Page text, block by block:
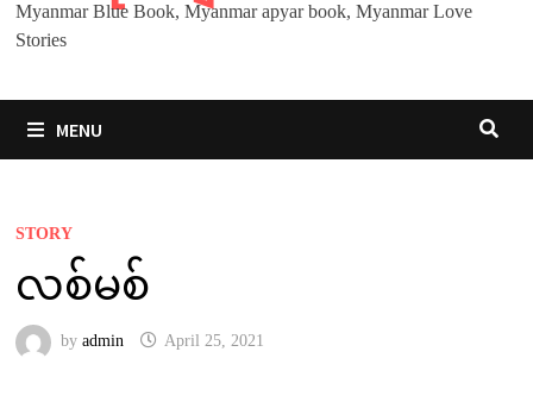
Myanmar Blue Book, Myanmar apyar book, Myanmar Love
Stories
MENU
STORY
လစ်မစ်
by admin April 25, 2021